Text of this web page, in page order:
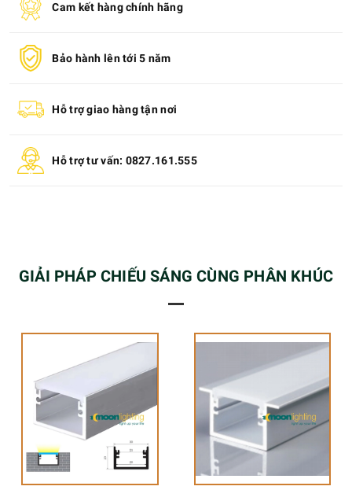
Cam kết hàng chính hãng
Bảo hành lên tới 5 năm
Hỗ trợ giao hàng tận nơi
Hỗ trợ tư vấn: 0827.161.555
GIẢI PHÁP CHIẾU SÁNG CÙNG PHÂN KHÚC